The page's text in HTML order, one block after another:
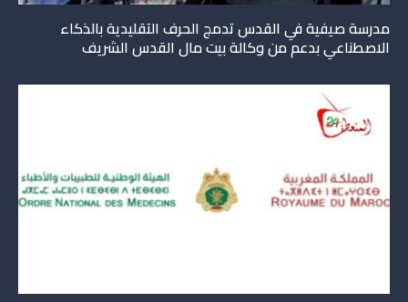
مدرسة صيفية في القدس تدمج الحرف التقليدية بالذكاء
الاصطناعي بدعم من وكالة بيت مال القدس الشريف